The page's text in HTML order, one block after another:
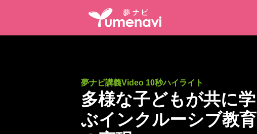
夢ナビ講義Video 10秒ハイライト
多様な子どもが共に学
ぶインクルーシブ教育